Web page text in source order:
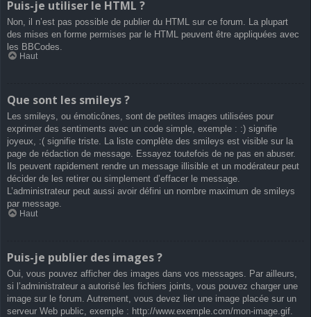
Puis-je utiliser le HTML ?
Non, il n’est pas possible de publier du HTML sur ce forum. La plupart
des mises en forme permises par le HTML peuvent être appliquées avec
les BBCodes.
Haut
Que sont les smileys ?
Les smileys, ou émoticônes, sont de petites images utilisées pour
exprimer des sentiments avec un code simple, exemple : :) signifie
joyeux, :( signifie triste. La liste complète des smileys est visible sur la
page de rédaction de message. Essayez toutefois de ne pas en abuser.
Ils peuvent rapidement rendre un message illisible et un modérateur peut
décider de les retirer ou simplement d’effacer le message.
L’administrateur peut aussi avoir défini un nombre maximum de smileys
par message.
Haut
Puis-je publier des images ?
Oui, vous pouvez afficher des images dans vos messages. Par ailleurs,
si l’administrateur a autorisé les fichiers joints, vous pouvez charger une
image sur le forum. Autrement, vous devez lier une image placée sur un
serveur Web public, exemple : http://www.exemple.com/mon-image.gif.